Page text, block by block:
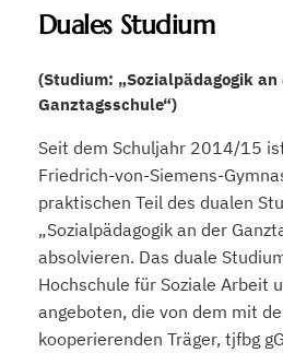
Duales Studium
(Studium: „Sozialpädagogik an
Ganztagsschule“)
Seit dem Schuljahr 2014/15
Friedrich-von-Siemens-
praktischen Teil des dualen
„Sozialpädagogik an der
absolvieren. Das duale
Hochschule für Soziale Arbeit
angeboten, die von dem mit
kooperierenden Träger, tjfbg